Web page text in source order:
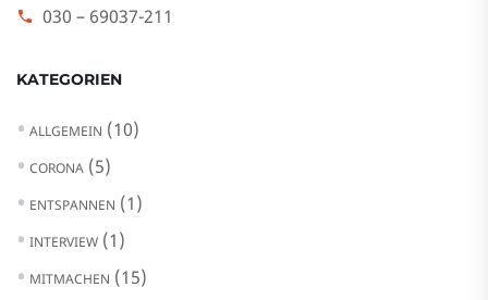
030 – 69037-211
KATEGORIEN
ALLGEMEIN (10)
CORONA (5)
ENTSPANNEN (1)
INTERVIEW (1)
MITMACHEN (15)